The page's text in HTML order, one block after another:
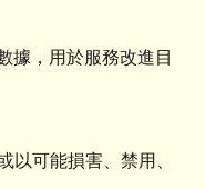
據，用於服務改進目
以可能損害、禁用、